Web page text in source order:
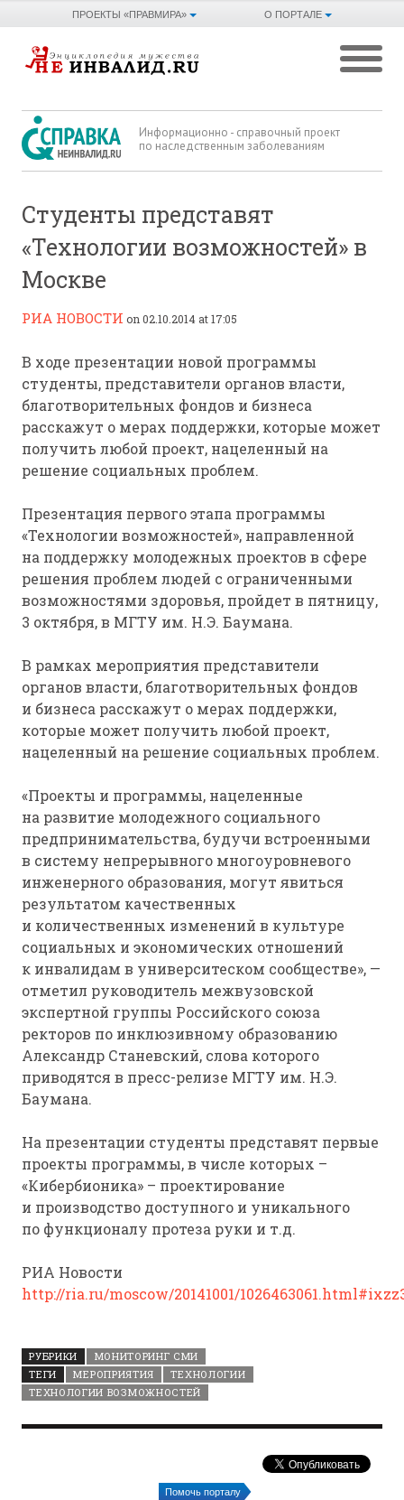
О ПОРТАЛЕ
ПРОЕКТЫ «ПРАВМИРА»
Информационно - справочный проект
по наследственным заболеваниям
Студенты представят
«Технологии возможностей» в
Москве
РИА НОВОСТИ on 02.10.2014 at 17:05
В ходе презентации новой программы
студенты, представители органов власти,
благотворительных фондов и бизнеса
расскажут о мерах поддержки, которые может
получить любой проект, нацеленный на
решение социальных проблем.
Презентация первого этапа программы
«Технологии возможностей», направленной
на поддержку молодежных проектов в сфере
решения проблем людей с ограниченными
возможностями здоровья, пройдет в пятницу,
3 октября, в МГТУ им. Н.Э. Баумана.
В рамках мероприятия представители
органов власти, благотворительных фондов
и бизнеса расскажут о мерах поддержки,
которые может получить любой проект,
нацеленный на решение социальных проблем.
«Проекты и программы, нацеленные
на развитие молодежного социального
предпринимательства, будучи встроенными
в систему непрерывного многоуровневого
инженерного образования, могут явиться
результатом качественных
и количественных изменений в культуре
социальных и экономических отношений
к инвалидам в университеском сообществе», —
отметил руководитель межвузовской
экспертной группы Российского союза
ректоров по инклюзивному образованию
Александр Станевский, слова которого
приводятся в пресс-релизе МГТУ им. Н.Э.
Баумана.
На презентации студенты представят первые
проекты программы, в числе которых –
«Кибербионика» – проектирование
и производство доступного и уникального
по функционалу протеза руки и т.д.
РИА Новости
http://ria.ru/moscow/20141001/
РУБРИКИ
МОНИТОРИНГ СМИ
ТЕГИ
МЕРОПРИЯТИЯ
ТЕХНОЛОГИИ
ТЕХНОЛОГИИ ВОЗМОЖНОСТЕЙ
Помочь порталу